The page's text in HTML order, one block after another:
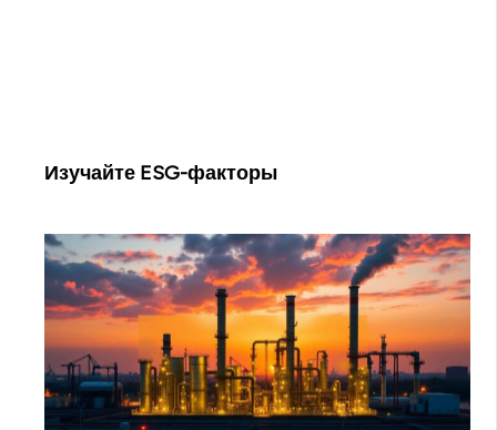
Изучайте ESG-факторы